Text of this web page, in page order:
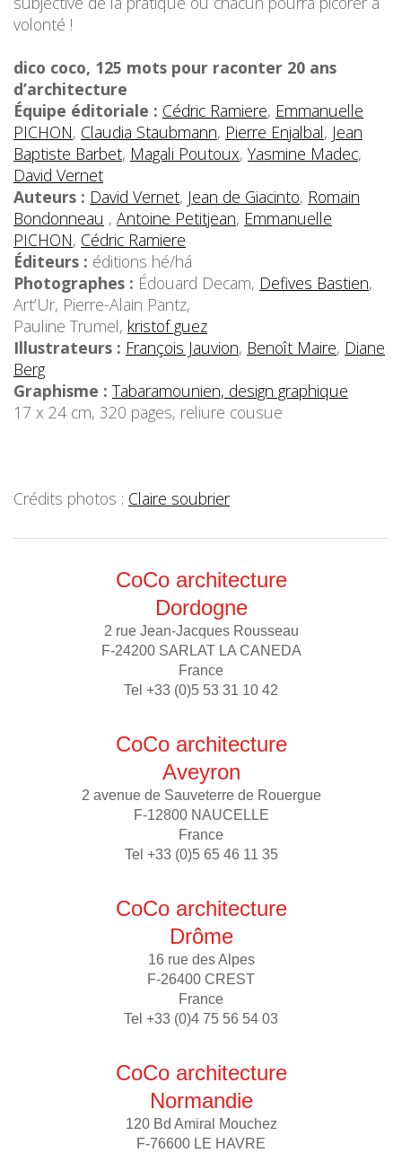
volonté !
dico coco, 125 mots pour raconter 20 ans
d’architecture
Équipe éditoriale : Cédric Ramiere, Emmanuelle
PICHON, Claudia Staubmann, Pierre Enjalbal, Jean
Baptiste Barbet, Magali Poutoux, Yasmine Madec,
David Vernet
Auteurs : David Vernet, Jean de Giacinto, Romain
Bondonneau , Antoine Petitjean, Emmanuelle
PICHON, Cédric Ramiere
Éditeurs : éditions hé/há
Photographes : Édouard Decam, Defives Bastien,
Art’Ur, Pierre-Alain Pantz,
Pauline Trumel, kristof guez
Illustrateurs : François Jauvion, Benoît Maire, Diane
Berg
Graphisme : Tabaramounien, design graphique
17 x 24 cm, 320 pages, reliure cousue
Crédits photos : Claire soubrier
CoCo architecture
Dordogne
2 rue Jean-Jacques Rousseau
F-24200 SARLAT LA CANEDA
France
Tel +33 (0)5 53 31 10 42
CoCo architecture
Aveyron
2 avenue de Sauveterre de Rouergue
F-12800 NAUCELLE
France
Tel +33 (0)5 65 46 11 35
CoCo architecture
Drôme
16 rue des Alpes
F-26400 CREST
France
Tel +33 (0)4 75 56 54 03
CoCo architecture
Normandie
120 Bd Amiral Mouchez
F-76600 LE HAVRE